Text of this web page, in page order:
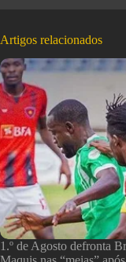
Artigos relacionados
1.º de Agosto defronta